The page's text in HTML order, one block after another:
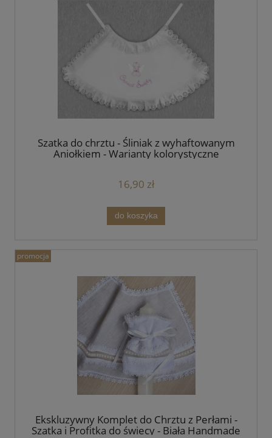
Szatka do chrztu - Śliniak z wyhaftowanym
Aniołkiem - Warianty kolorystyczne
16,90 zł
do koszyka
Ekskluzywny Komplet do Chrztu z Perłami -
Szatka i Profitka do świecy - Biała Handmade
promocja